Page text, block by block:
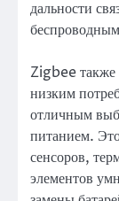
дальности
Zigbee также
низким
отличным
питанием.
сенсоров,
элементов